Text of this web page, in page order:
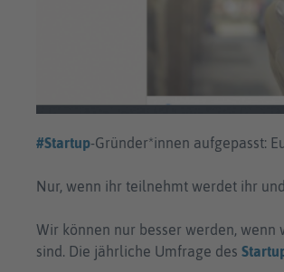
#Startup-Gründer*innen aufgepasst:
Nur, wenn ihr teilnehmt werdet ihr
Wir können nur besser werden, wenn
sind. Die jährliche Umfrage des